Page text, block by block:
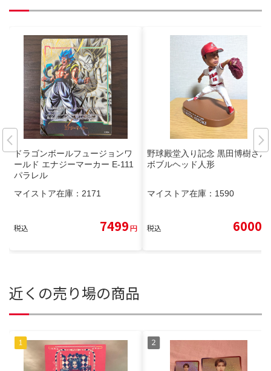
ドラゴンボールフュージョンワ
ールド エナジーマーカー E-111
パラレル
マイストア在庫： 2171
税込 7499円
野球殿堂入り記念 黒田博樹さん
ボブルヘッド人形
マイストア在庫： 1590
税込 6000
近くの売り場の商品